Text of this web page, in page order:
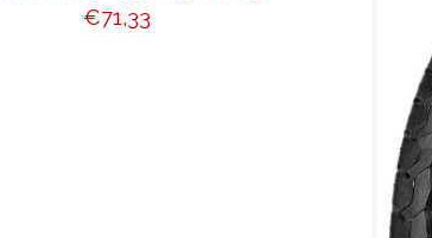
€71,33